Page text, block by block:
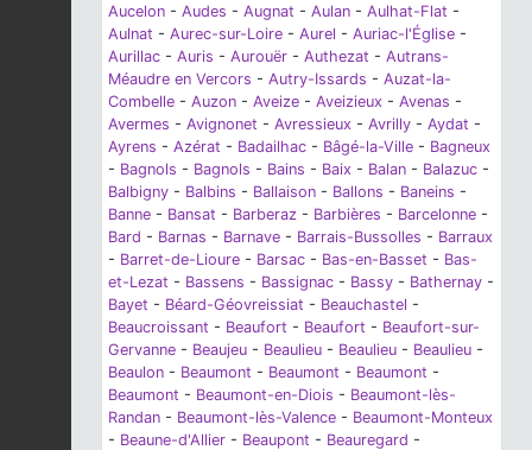
Aucelon - Audes - Augnat - Aulan - Aulhat-Flat -
Aulnat - Aurec-sur-Loire - Aurel - Auriac-l'Église -
Aurillac - Auris - Aurouër - Authezat - Autrans-
Méaudre en Vercors - Autry-Issards - Auzat-la-
Combelle - Auzon - Aveize - Aveizieux - Avenas -
Avermes - Avignonet - Avressieux - Avrilly - Aydat -
Ayrens - Azérat - Badailhac - Bâgé-la-Ville - Bagneux
- Bagnols - Bagnols - Bains - Baix - Balan - Balazuc -
Balbigny - Balbins - Ballaison - Ballons - Baneins -
Banne - Bansat - Barberaz - Barbières - Barcelonne -
Bard - Barnas - Barnave - Barrais-Bussolles - Barraux
- Barret-de-Lioure - Barsac - Bas-en-Basset - Bas-
et-Lezat - Bassens - Bassignac - Bassy - Bathernay -
Bayet - Béard-Géovreissiat - Beauchastel -
Beaucroissant - Beaufort - Beaufort - Beaufort-sur-
Gervanne - Beaujeu - Beaulieu - Beaulieu - Beaulieu -
Beaulon - Beaumont - Beaumont - Beaumont -
Beaumont - Beaumont-en-Diois - Beaumont-lès-
Randan - Beaumont-lès-Valence - Beaumont-Monteux
- Beaune-d'Allier - Beaupont - Beauregard -